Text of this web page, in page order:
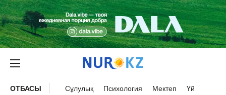
ОТБАСЫ Сұлулық Психология Мектеп Үй